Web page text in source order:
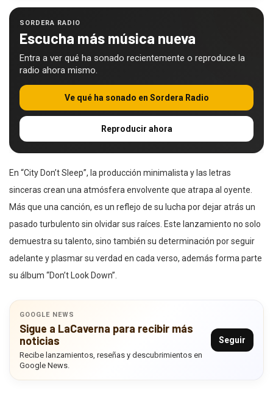
SORDERA RADIO
Escucha más música nueva
Entra a ver qué ha sonado recientemente o reproduce la
radio ahora mismo.
Ve qué ha sonado en Sordera Radio
Reproducir ahora
En “City Don’t Sleep”, la producción minimalista y las letras
sinceras crean una atmósfera envolvente que atrapa al oyente.
Más que una canción, es un reflejo de su lucha por dejar atrás un
pasado turbulento sin olvidar sus raíces. Este lanzamiento no solo
demuestra su talento, sino también su determinación por seguir
adelante y plasmar su verdad en cada verso, además forma parte
su álbum “Don’t Look Down”.
GOOGLE NEWS
Sigue a LaCaverna para recibir más
noticias
Recibe lanzamientos, reseñas y descubrimientos en
Google News.
Seguir